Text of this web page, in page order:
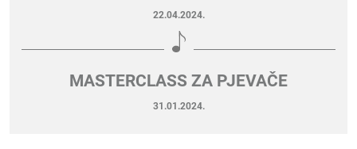
22.04.2024.
MASTERCLASS ZA PJEVAČE
31.01.2024.